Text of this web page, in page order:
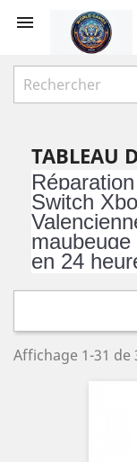

TABLEAU
Réparation
Switch
en 24
Affichage 1-31 de